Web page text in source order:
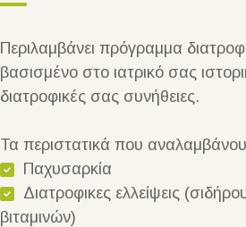
Περιλαμβάνει πρόγραμμα
βασισμένο στο ιατρικό σας
διατροφικές σας συνήθειες.
Τα περιστατικά που
Παχυσαρκία
Διατροφικες ελλείψεις
βιταμινών)